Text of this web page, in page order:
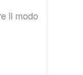
il modo